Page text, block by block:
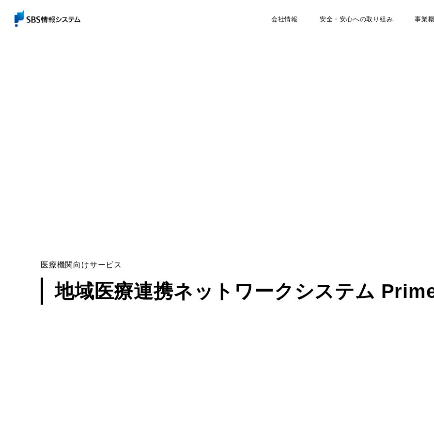
会社情報 安全・安心への取り組み 事業
医療機関向けサービス
地域医療連携ネットワークシステム